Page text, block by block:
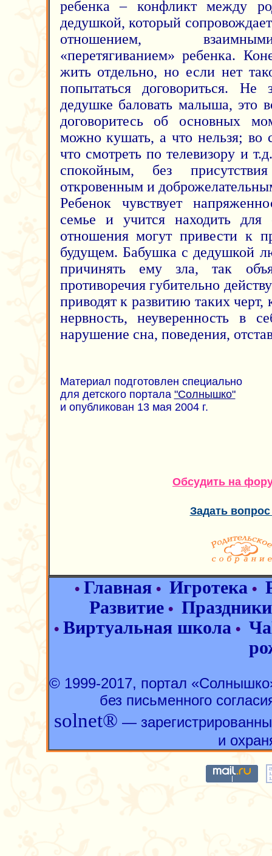
ребенка – конфликт между
дедушкой, который
отношением,
«перетягиванием» ребенка.
жить отдельно, но если нет
попытаться договориться.
дедушке баловать малыша, это
договоритесь об основных
можно кушать, а что нельзя; во
что смотреть по телевизору и
спокойным, без
откровенным и
Ребенок чувствует
семье и учится находить для
отношения могут привести к
будущем. Бабушка с дедушкой
причинять ему зла, так
противоречия губительно
приводят к развитию таких черт,
нервность, неуверенность в
нарушение сна, поведения,
Материал подготовлен специально
для детского портала "Солнышко"
и опубликован 13 мая 2004 г.
Обсудить на
Задать
• Главная • Игротека •
Развитие• Праздники
• Виртуальная школа •
© 1999-2017, портал
без письменного
solnet® —
и